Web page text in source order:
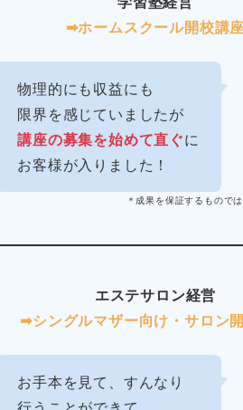
➡︎ホームスクール開校講座
物理的にも収益にも
限界を感じていましたが
講座の募集を始めて直ぐに
お客様が入りました！
＊成果を保証するものではあり
エステサロン経営
➡︎シングルマザー向け・サロン
お手本を見て、すんなり